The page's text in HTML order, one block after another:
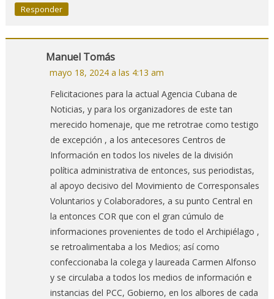
Responder
Manuel Tomás
mayo 18, 2024 a las 4:13 am
Felicitaciones para la actual Agencia Cubana de
Noticias, y para los organizadores de este tan
merecido homenaje, que me retrotrae como testigo
de excepción , a los antecesores Centros de
Información en todos los niveles de la división
política administrativa de entonces, sus periodistas,
al apoyo decisivo del Movimiento de Corresponsales
Voluntarios y Colaboradores, a su punto Central en
la entonces COR que con el gran cúmulo de
informaciones provenientes de todo el Archipiélago ,
se retroalimentaba a los Medios; así como
confeccionaba la colega y laureada Carmen Alfonso
y se circulaba a todos los medios de información e
instancias del PCC, Gobierno, en los albores de cada